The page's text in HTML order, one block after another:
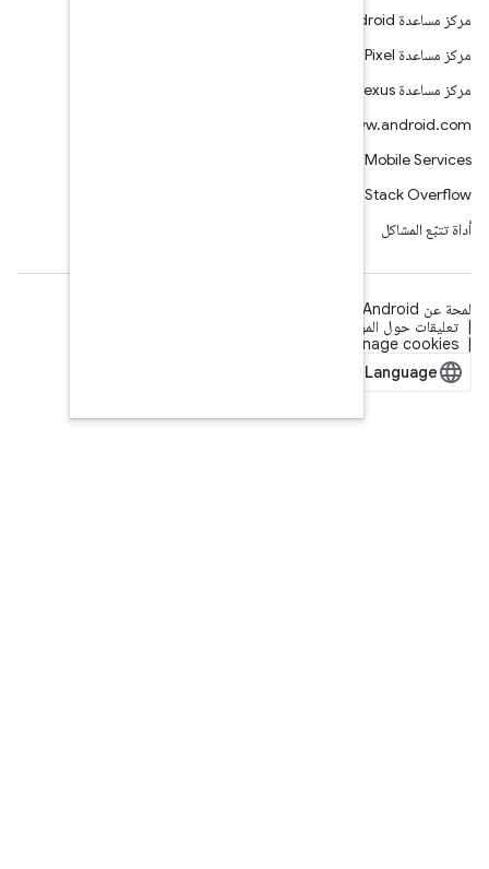
قانونية الترخيص
ICP证合字B2-20070004号